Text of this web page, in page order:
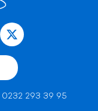
0232 293 39 95